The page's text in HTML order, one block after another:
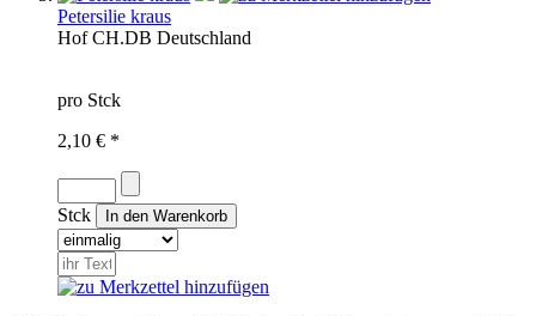
Petersilie kraus
Hof CH.DB Deutschland
pro Stck
2,10 € *
Stck